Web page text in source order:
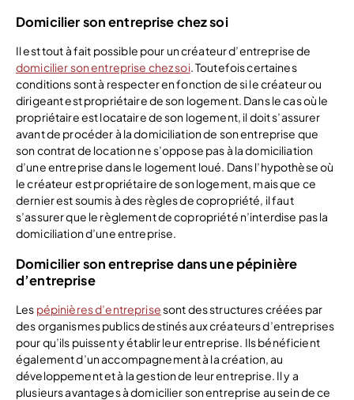
Domicilier son entreprise chez soi
Il est tout à fait possible pour un créateur d’entreprise de
domicilier son entreprise chez soi. Toutefois certaines
conditions sont à respecter en fonction de si le créateur ou
dirigeant est propriétaire de son logement. Dans le cas où le
propriétaire est locataire de son logement, il doit s’assurer
avant de procéder à la domiciliation de son entreprise que
son contrat de location ne s’oppose pas à la domiciliation
d’une entreprise dans le logement loué. Dans l’hypothèse où
le créateur est propriétaire de son logement, mais que ce
dernier est soumis à des règles de copropriété, il faut
s’assurer que le règlement de copropriété n’interdise pas la
domiciliation d’une entreprise.
Domicilier son entreprise dans une pépinière
d’entreprise
Les pépinières d’entreprisesont des structures créées par
des organismes publics destinés aux créateurs d’entreprises
pour qu’ils puissent y établir leur entreprise. Ils bénéficient
également d’un accompagnement à la création, au
développement et à la gestion de leur entreprise. Il y a
plusieurs avantages à domicilier son entreprise au sein de ce